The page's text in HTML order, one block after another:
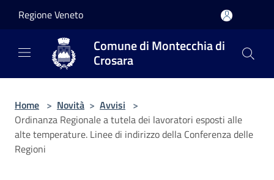
Regione Veneto
Comune di Montecchia di
Crosara
Home > Novità > Avvisi >
Ordinanza Regionale a tutela dei lavoratori esposti alle
alte temperature. Linee di indirizzo della Conferenza delle
Regioni